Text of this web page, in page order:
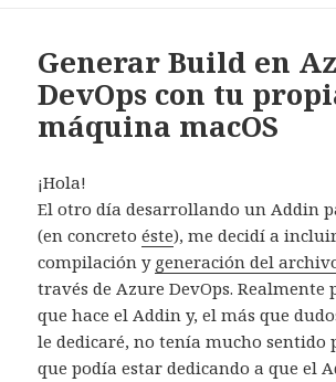
Generar Build en
DevOps con tu
máquina macOS
¡Hola!
El otro día desarrollando un Addin
(en concretoéste), me decidí a
compilación y generación del
través de Azure DevOps. Realmente
que hace el Addin y, el más que
le dedicaré, no tenía mucho sentido
que podía estar dedicando a que el